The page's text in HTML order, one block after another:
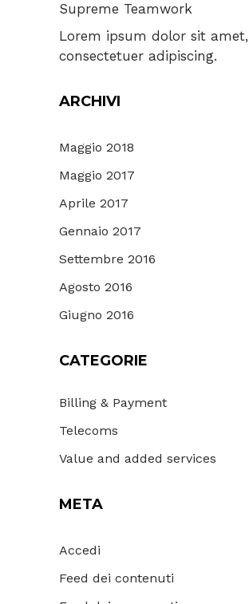
Supreme Teamwork
Lorem ipsum dolor sit amet,
consectetuer adipiscing.
ARCHIVI
Maggio 2018
Maggio 2017
Aprile 2017
Gennaio 2017
Settembre 2016
Agosto 2016
Giugno 2016
CATEGORIE
Billing & Payment
Telecoms
Value and added services
META
Accedi
Feed dei contenuti